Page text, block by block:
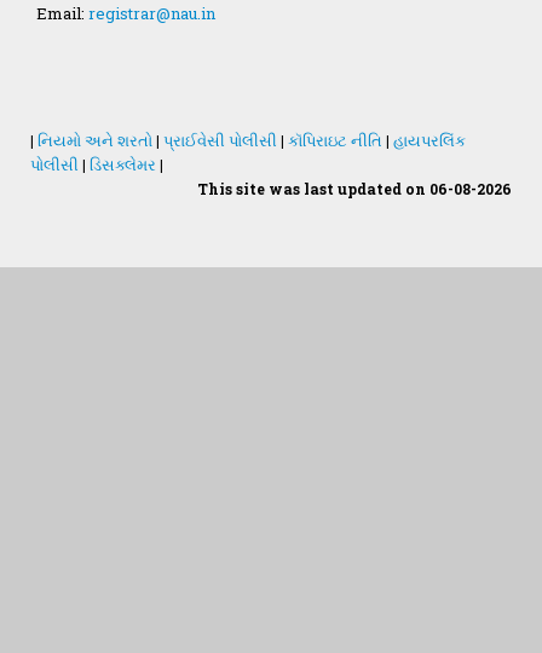
GAU Act 2004
Email: registrar@nau.in
| નિયમો અને શરતો| પ્રાઈવેસી પોલીસી | કૉપિરાઇટ નીતિ | હાયપરલિંક
પોલીસી | ડિસક્લેમર |
This site was last updated on 06-08-2026